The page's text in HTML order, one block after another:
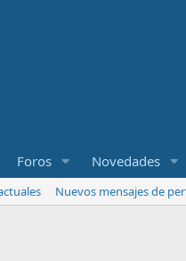
Foros Novedades
Nuevos mensajes de